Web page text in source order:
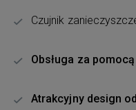
Czujnik
Obsługa za
Atrakcyjny design